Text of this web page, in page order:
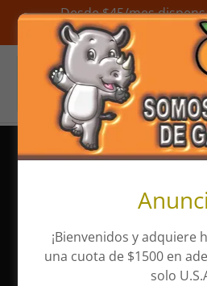
Desde $45/mes
Alcalina / From $45/
Viajeros al
Estados
México
¡Bienvenidos y adquiere
una cuota de $1500 en
solo